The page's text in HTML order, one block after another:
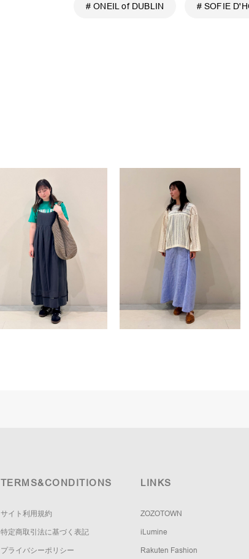
# ONEIL of DUBLIN # SOFIE
TERMS&CONDITIONS
サイト利用規約
特定商取引法に基づく表記
プライバシーポリシー
LINKS
ZOZOTOWN
iLumine
Rakuten Fashion